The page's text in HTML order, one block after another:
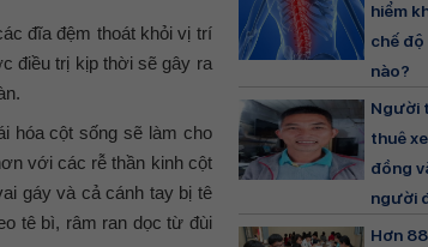
đĩa đệm thoát khỏi vị trí
điều trị kịp thời sẽ gây ra
hóa cột sống sẽ làm cho
với các rễ thần kinh cột
gáy và cả cánh tay bị tê
tê bì, râm ran dọc từ đùi
hiểm
chế
nào?
Người
thuê
đồng
người
Hơn